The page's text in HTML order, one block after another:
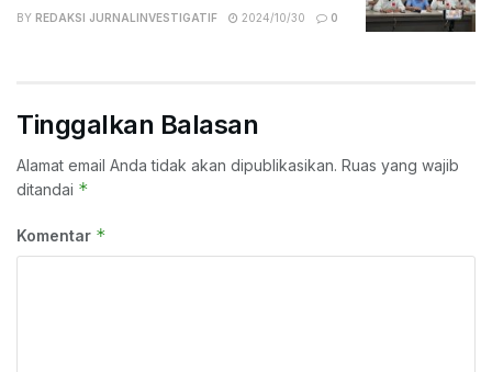
BY REDAKSI JURNALINVESTIGATIF 2024/10/30 0
Tinggalkan Balasan
Alamat email Anda tidak akan dipublikasikan. Ruas yang wajib
ditandai *
Komentar *